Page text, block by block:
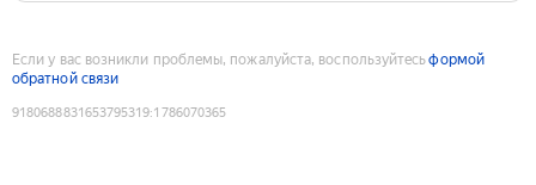
Если у вас возникли проблемы, пожалуйста, воспользуйтесьформой
обратной связи
9180688831653795319:1786070365